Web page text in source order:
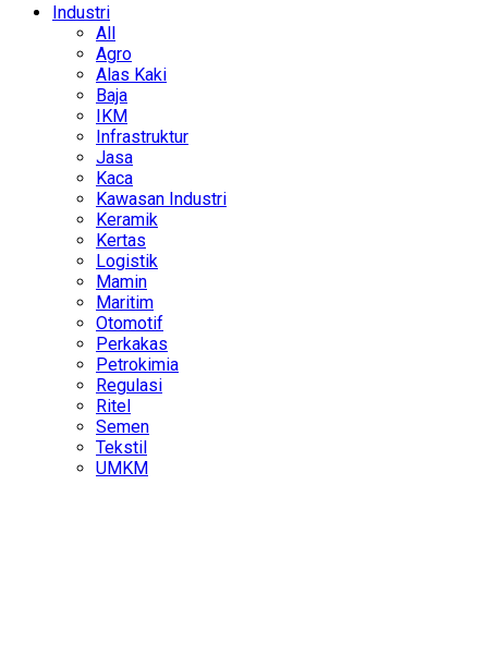
Industri
All
Agro
Alas Kaki
Baja
IKM
Infrastruktur
Jasa
Kaca
Kawasan Industri
Keramik
Kertas
Logistik
Mamin
Maritim
Otomotif
Perkakas
Petrokimia
Regulasi
Ritel
Semen
Tekstil
UMKM